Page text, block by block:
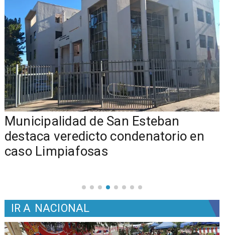
Municipalidad de San Esteban
destaca veredicto condenatorio en
caso Limpiafosas
IR A NACIONAL